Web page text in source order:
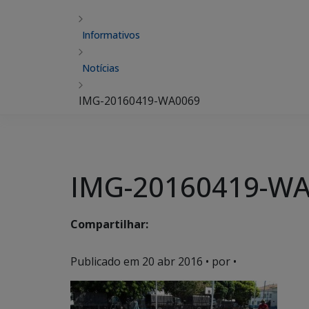
Informativos
Notícias
IMG-20160419-WA0069
IMG-20160419-
Compartilhar:
Publicado em 20 abr 2016 • por •